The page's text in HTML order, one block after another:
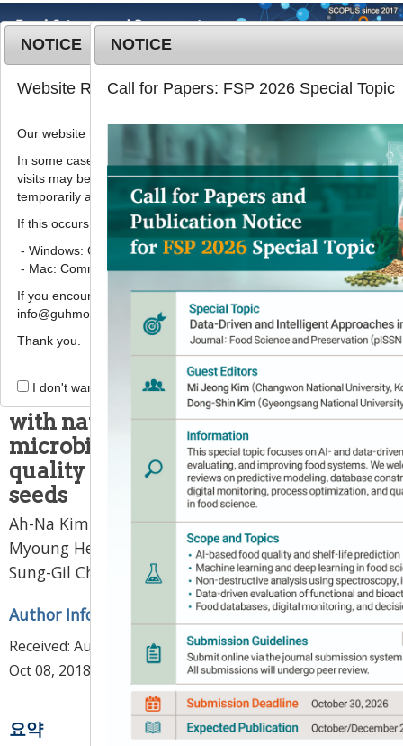
T
o
g
l
e
v
i
g
t
o
MENU
2018;25(7):797
pISSN: 1738-7248, eISSN: 2287-
7428
DOI:https://doi.org/10.11002/kjfp.2018.25.7.797
Article
버블 침지 세척과 천연 세척보조제가 들
깨의 미생물 저감화 및 품질특성에 미치
는 영향
김아나1,이교연 하명화 2,이명희3,김정인3,곽도연
The effect of air-bubble washing
with natural sanitizers on
microbial contamination and
quality characteristics of perilla
seeds
Ah-Na Kim Kyo-Yeon Lee1,Myeong-Hwa Ha2,
Myoung Hee Lee
Jung In Kim3,Doyeon Kwak3,
Sung-Gil Choi
Author Information & Copyright▼
Received: Aug 20, 2018; Revised:Oct 05, 2018; Accepted:
Oct 08, 2018
요약
NOTICE
Website Renewal Notice
Our website has recently been renewed.
In some cases, images, CSS files, or other settings saved in your
visits may be reused instead of downloading the latest files. As a
temporarily appear incorrectly or may not display properly.
If this occurs, please perform a hard refresh.
- Windows: Ctrl + F5
- Mac: Command + Shift + R
If you encounter any errors or difficulties while using the website,
info@guhmok.com.
Thank you.
I don't want to open this window for a day.
NOTICE
Call for Papers: FSP 2026 Special Topic